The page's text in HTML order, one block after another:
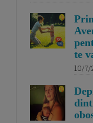
te
10/7/